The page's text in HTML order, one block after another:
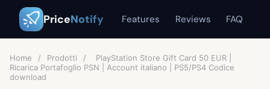
PriceNotify Features Reviews FAQ
Home / Prodotti /
PlayStation Store Gift Card 50 EUR |
Ricarica Portafoglio PSN | Account italiano | PS5/PS4 Codice
download